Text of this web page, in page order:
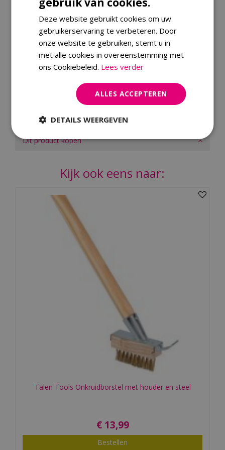
FSC Expiration Date
2024-10-31 00:00:00
Wood Durability Class
UV-Proof Indicator
Type of Fibre
Geschikt voor buiten vegen
ondergrond.
Merk
Dit product kopen
Kijk ook eens naar:
Talen Tools Onkruidborstel met houder en steel
€ 13,99
Bestellen
Deze website gebruikt cookies om uw
gebruikerservaring te verbeteren. Door
onze website te gebruiken, stemt u in
met alle cookies in overeenstemming met
ons Cookiebeleid. Lees verder
ALLES ACCEPTEREN
DETAILS WEERGEVEN